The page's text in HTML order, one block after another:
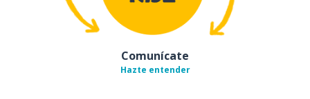
Comunícate
Hazte entender